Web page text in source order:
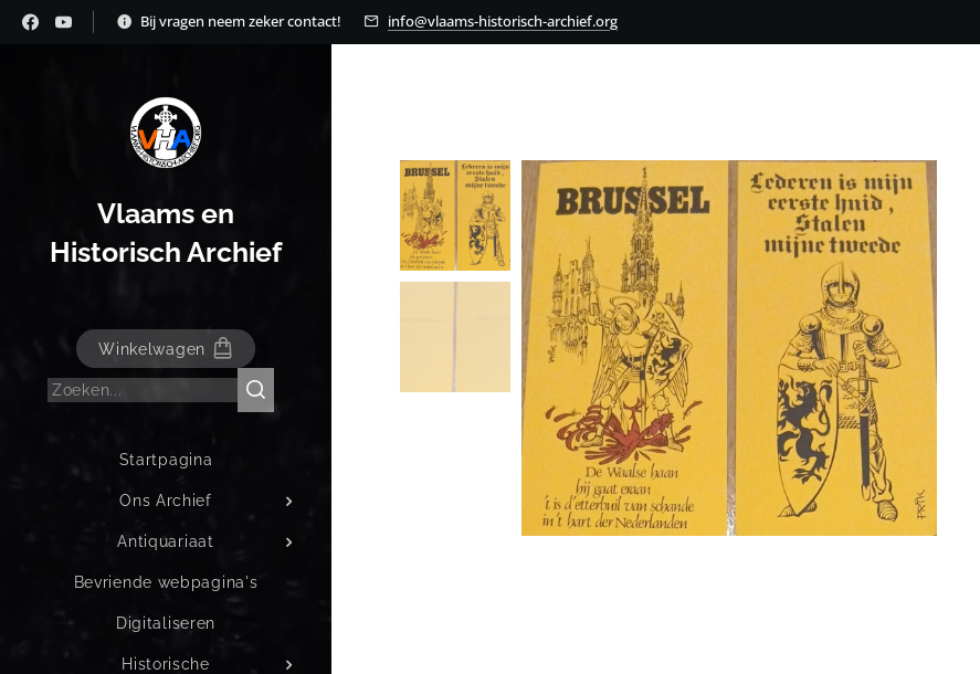
Bij vragen neem zeker contact! info@vlaams-historisch-archief.org
Vlaams en
Historisch Archief
Winkelwagen
Startpagina
Ons Archief
Antiquariaat
Bevriende webpagina's
Digitaliseren
Historische